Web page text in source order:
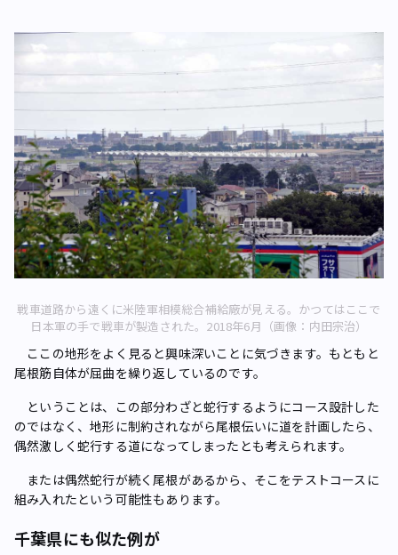
戦車道路から遠くに米陸軍相模総合補給廠が見える。かつてはここで
日本軍の手で戦車が製造された。2018年6月（画像：内田宗治）
ここの地形をよく見ると興味深いことに気づきます。もともと
尾根筋自体が屈曲を繰り返しているのです。
ということは、この部分わざと蛇行するようにコース設計した
のではなく、地形に制約されながら尾根伝いに道を計画したら、
偶然激しく蛇行する道になってしまったとも考えられます。
または偶然蛇行が続く尾根があるから、そこをテストコースに
組み入れたという可能性もあります。
千葉県にも似た例が